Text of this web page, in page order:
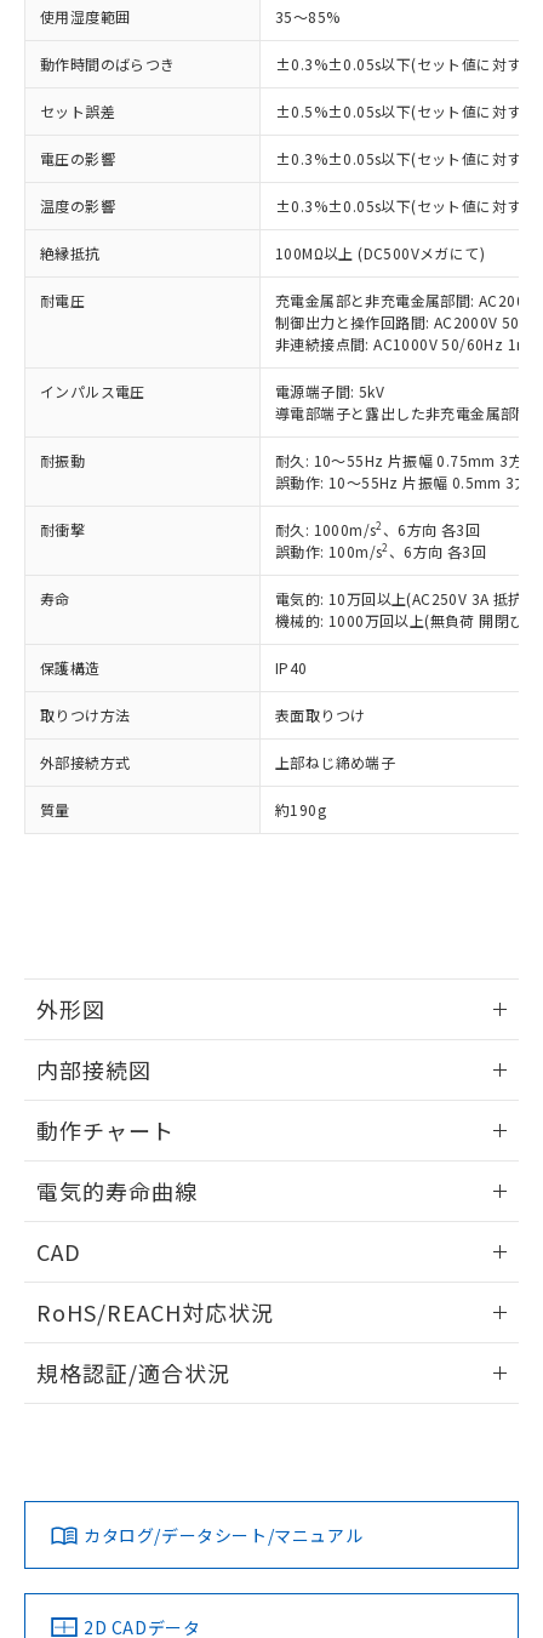
使用湿度範囲 35～85%
動作時間のばらつき ±0.3%±0.05s以下(セット値に対する
セット誤差 ±0.5%±0.05s以下(セット値に対する
電圧の影響 ±0.3%±0.05s以下(セット値に対する
温度の影響 ±0.3%±0.05s以下(セット値に対する
絶縁抵抗 100MΩ以上 (DC500Vメガにて)
耐電圧
充電金属部と非充電金属部間:
制御出力と操作回路間: AC2000V 50/
非連続接点間: AC1000V 50/60Hz 1min
インパルス電圧
電源端子間: 5kV
導電部端子と露出した非充電金属部間:
耐振動
耐久: 10～55Hz 片振幅 0.75mm 3方向
誤動作: 10～55Hz 片振幅 0.5mm 3方
耐衝撃 耐久: 1000m/s2 、6方向 各3回
誤動作: 100m/s2 、6方向 各3回
寿命
電気的: 10万回以上(AC250V 3A 抵抗
機械的: 1000万回以上(無負荷 開閉ひ
保護構造 IP40
取りつけ方法 表面取りつけ
外部接続方式 上部ねじ締め端子
質量 約190g
外形図
内部接続図
動作チャート
電気的寿命曲線
CAD
ドすることができます。
ログイン/会員登録
ダウンロードデータをご利用いただく前に、以下を必ずお読
みください。
ソフトウェアの使用条件
RoHS/REACH対応状況
H3CA-FAのRoHS対応状況については、営業部門もしくは販
この製品のRoHS/REACH対応状況ページへ
規格認証/適合状況
LR型式承認
（イギリス
船舶規格）
DNV型式承認
（ノルウェー
BV型式承認
（フランス
KR型式
（韓国
カタログ/データシート/マニュアル
2D CADデータ
以下の条件をお読みいただき、同意のうえ
本サービスは、当社制御機器事業取扱
商品の当社在庫状況および標準価格
(税抜)を提供させていただくもので
当社制御機器事業取扱商品の中には、
本サービスの対象外となる商品もある
ことをご了承ください。
在庫状況および標準価格照会結果は、
記載している更新日時点での社内デー
タに基づき作成されるものであり、閲
覧された時点での実際の在庫および標
準価格とは異なる場合があることをご
了承ください。
正式な納期状況および標準価格はお客
様のお取引先、またはお客様担当のオ
ムロン制御機器販売店・当社販売員に
ご相談ください。
オムロン制御機器販売店や当社販売拠
販売ネットワーク
」をご確認
在庫状況および標準価格結果を当社の
事前の承諾なく第三者に漏洩または開
示しないようお願いします。
マイパーツ機能（部品リスト作成サー
ビス）をご利用いただくには、I-Web
メンバーズにご登録されている必要が
お客様が当ウェブサイト上で当社にご
登録された部品リストについて、当社
および当社の共同利用者が、当社の製
用者の範囲」に記載されている法人を
非含有に非対応の商品で、対応品を出す予
調査・確認中：EU RoHS指令（10物質）の
商品です。
非該当品：ライセンス料など無形物で、有
仕入先様の事情により、非含有部品として
いたものが、含有品と判明した場合などや
むを得ず変更することがあります。
鉛(Pb) 1000ppm以下、 水銀(Hg) 1000ppm以下、 カド
六価クロム(Cr(Ⅵ)) 1000ppm以下、ポリ臭化ビフェニル
類(PBB) 1000ppm以下、ポリ臭化ジフェニルエーテル類
(PBDE) 1000ppm以下、フタル酸ビス(2-エチルヘキシ
ル) (DEHP)(別名：DOP) 1000ppm以下、フタル酸ブチ
但し、RoHS指令で産業用監視および制御機器に対する
フタル酸エステル類の４物質については閾値を超える意
図的な使用がないことを確認しています。
部品在庫の切り替え状況などにより、予定
月が前後することがあります。
※3 非含有証明書ダウンロード
下記の非含有証明書をダウンロードするこ
ものではありません。
また、RoHS指令のフタル酸エステル類４
物質の対応では、対応完了までの期間は出
荷製品に未対応品が混在することから備考
欄に対応日を記載しておりました。
既に当社にて対応品への在庫切替を完了
り、2022年1月12日より割愛しておりま
す。
※1 中国RoHS○×表
「○」：最大均質材料含有率が中国RoHSの
基準値以下であることを示します。
「×」：最大均質材料含有率が中国RoHSの
「－」：未確認です。当社販売部門へお問
*中国RoHS10物質の基準値 (GB/T26572)：
Pb(鉛) :1000ppm、 Hg(水銀) : 1000ppm、 Cd(カドミウ
ニル類) : 1000ppm、 PBDEs(ポリ臭化ジフェニルエーテ
DBP(フタル酸ジブチル) : 1000ppm、 DIBP(フタル酸ジ
イソブチル) : 1000ppm、 BBP(フタル酸ブチルベンジ
DEHP(フタル酸ビス(2-エチルヘキシル)) : 1000ppm
※2 環境保護使用期限
「ｅ」：有害物質（10物質）のすべてが基
準値以下であることを示します。
「10」：通常の使用状況下において有害物
質が外部に漏えいし、環境に深刻な影響を
及ぼさない年数を意味します。
「－」：未確認です。当社販売部門へお問
い合わせください。
当社は、これら貴社製品のうち、外国
為替および外国貿易法に定める商品
（以下｢規制貨物等」という）を輸出
または国外への提供する場合は、日本
国政府の輸出許可(または役務取引許
可)を取得するなどの必要な手続きを
とります。
当社は規制貨物を破棄する場合は、完
全に破砕するなど、違法に輸出されな
いよう必要な手段を講じます。
当社は貴社製品を、核兵器、ミサイ
ル、化学兵器、生物兵器またはその他
武器並びにこれらの製造装置等に一切
使用いたしません。
当社は、貴社製品を第三者に販売する
場合は、上記1、2および3の内容を当
該第三者に通知します。また当社は、
販売先および販売に係わる関係者が違
法に輸出するおそれがある場合は、取
り引きをいたしません。
○ 一定数以上の在庫あり
一定数には満たないが在庫あり
在庫なし(最新の在庫状況につ
いては、お客様のお取引先、ま
たはお客様担当のオムロン制御
機器販売店・当社販売員にご確
受注生産機種、また在庫状況の
情報を公開していない機種